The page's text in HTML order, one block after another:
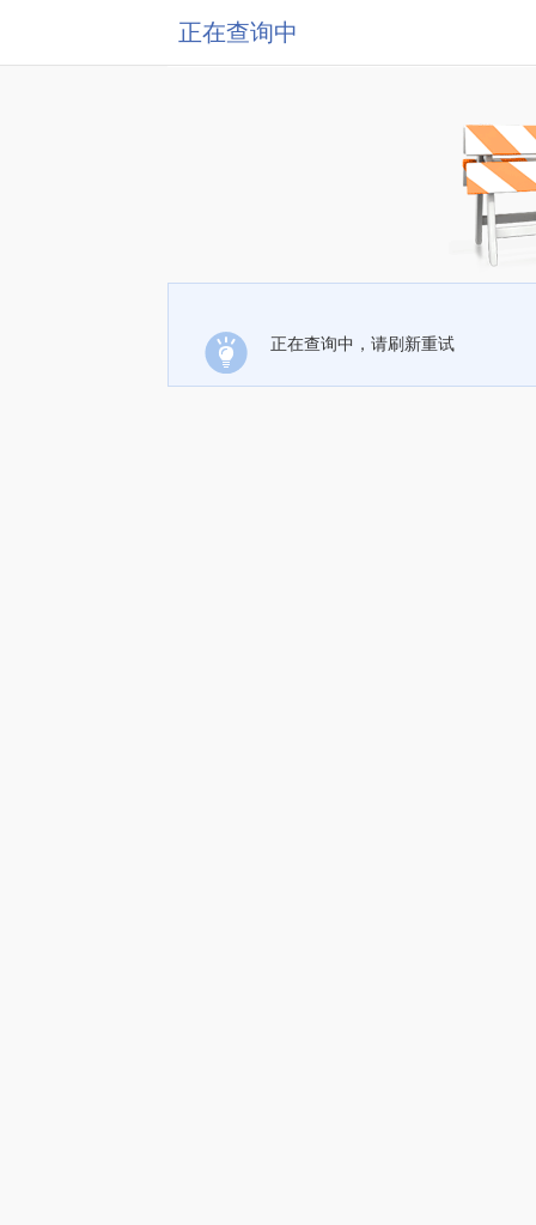
正在查询中
正在查询中，请刷新重试